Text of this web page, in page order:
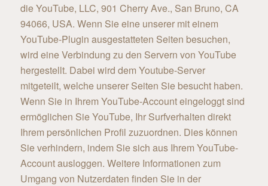
die YouTube, LLC, 901 Cherry Ave., San Bruno, CA
94066, USA. Wenn Sie eine unserer mit einem
YouTube-Plugin ausgestatteten Seiten besuchen,
wird eine Verbindung zu den Servern von YouTube
hergestellt. Dabei wird dem Youtube-Server
mitgeteilt, welche unserer Seiten Sie besucht haben.
Wenn Sie in Ihrem YouTube-Account eingeloggt sind
ermöglichen Sie YouTube, Ihr Surfverhalten direkt
Ihrem persönlichen Profil zuzuordnen. Dies können
Sie verhindern, indem Sie sich aus Ihrem YouTube-
Account ausloggen. Weitere Informationen zum
Umgang von Nutzerdaten finden Sie in der